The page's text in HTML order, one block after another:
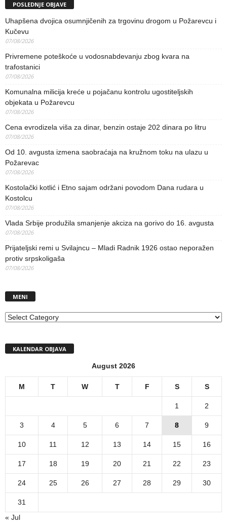
POSLEDNJE OBJAVE
Uhapšena dvojica osumnjičenih za trgovinu drogom u Požarevcu i
Kučevu
07/08/2026
Privremene poteškoće u vodosnabdevanju zbog kvara na
trafostanici
07/08/2026
Komunalna milicija kreće u pojačanu kontrolu ugostiteljskih
objekata u Požarevcu
07/08/2026
Cena evrodizela viša za dinar, benzin ostaje 202 dinara po litru
07/08/2026
Od 10. avgusta izmena saobraćaja na kružnom toku na ulazu u
Požarevac
07/08/2026
Kostolački kotlić i Etno sajam održani povodom Dana rudara u
Kostolcu
07/08/2026
Vlada Srbije produžila smanjenje akciza na gorivo do 16. avgusta
07/08/2026
Prijateljski remi u Svilajncu – Mladi Radnik 1926 ostao neporažen
protiv srpskoligaša
07/08/2026
MENI
MENI
KALENDAR OBJAVA
August 2026
M T W T F S S
1 2
3 4 5 6 7 8 9
10 11 12 13 14 15 16
17 18 19 20 21 22 23
24 25 26 27 28 29 30
31
« Jul